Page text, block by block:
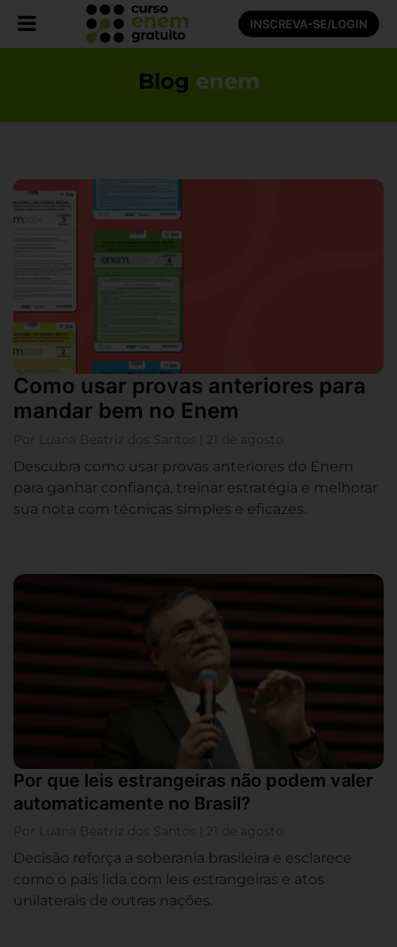
INSCREVA-SE/LOGIN
Blog enem
Como usar provas anteriores para
mandar bem no Enem
Por Luana Beatriz dos Santos | 21 de agosto
Descubra como usar provas anteriores do Enem
para ganhar confiança, treinar estratégia e melhorar
sua nota com técnicas simples e eficazes.
Por que leis estrangeiras não podem valer
automaticamente no Brasil?
Por Luana Beatriz dos Santos | 21 de agosto
Decisão reforça a soberania brasileira e esclarece
como o país lida com leis estrangeiras e atos
unilaterais de outras nações.